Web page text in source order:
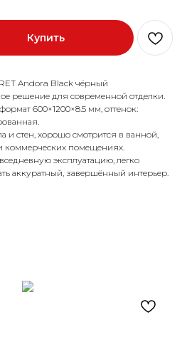
Купить
Andora Black чёрный
решение для современной отделки.
600×1200×8.5 мм, оттенок:
и стен, хорошо смотрится в ванной,
коммерческих помещениях.
эксплуатацию, легко
аккуратный, завершённый интерьер.